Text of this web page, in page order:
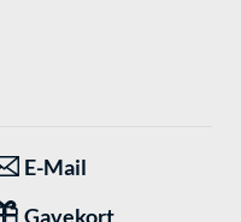
E-Mail
Gavekort